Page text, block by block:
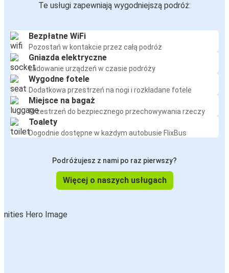
Te usługi zapewniają wygodniejszą podróż:
Bezpłatne WiFi
Pozostań w kontakcie przez całą podróż
Gniazda elektryczne
Ładowanie urządzeń w czasie podróży
Wygodne fotele
Dodatkowa przestrzeń na nogi i rozkładane fotele
Miejsce na bagaż
Przestrzeń do bezpiecznego przechowywania rzeczy
Toalety
Dogodnie dostępne w każdym autobusie FlixBus
Podróżujesz z nami po raz pierwszy?
Więcej o naszych usługach